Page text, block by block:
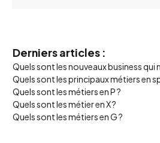
Derniers articles :
Quels sont les nouveaux business qui
Quels sont les principaux métiers en
Quels sont les métiers en P ?
Quels sont les métier en X ?
Quels sont les métiers en G ?